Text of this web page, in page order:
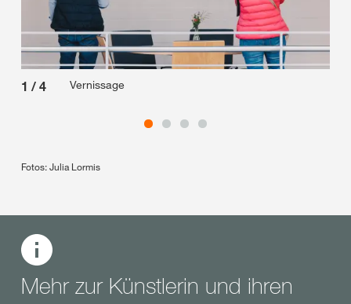
1 / 4 Vernissage
Fotos: Julia Lormis
Mehr zur Künstlerin und ihren